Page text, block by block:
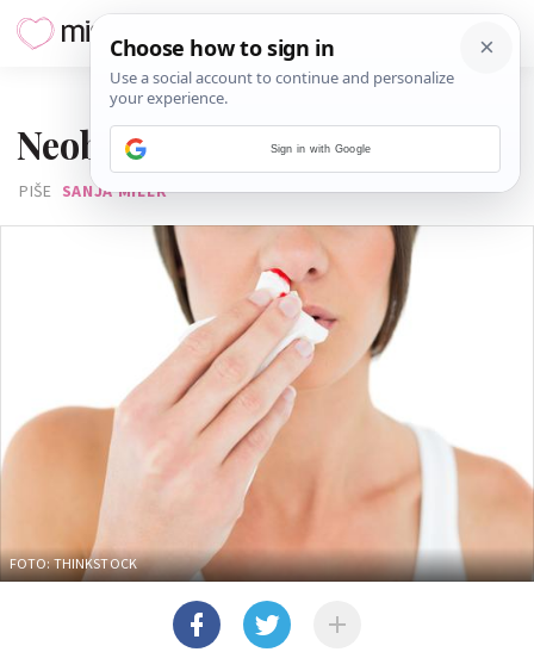
Neobični simptomi trudnoće
PIŠE SANJA MILER
FOTO: THINKSTOCK
Sign in with Google